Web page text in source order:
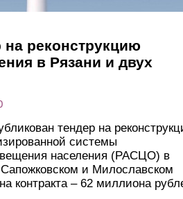
реконструкцию
в Рязани и двух
тендер на
системы
населения (РАСЦО) в
и Милославском
контракта – 62 миллиона